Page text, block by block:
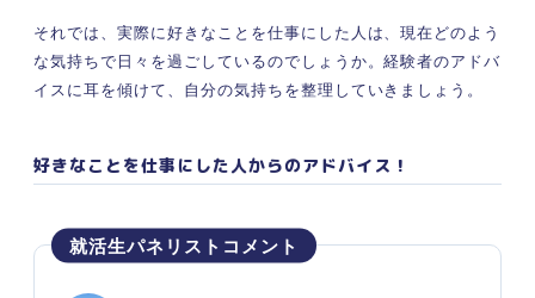
それでは、実際に好きなことを仕事にした人は、現在どのよう
な気持ちで日々を過ごしているのでしょうか。経験者のアドバ
イスに耳を傾けて、自分の気持ちを整理していきましょう。
好きなことを仕事にした人からのアドバイス！